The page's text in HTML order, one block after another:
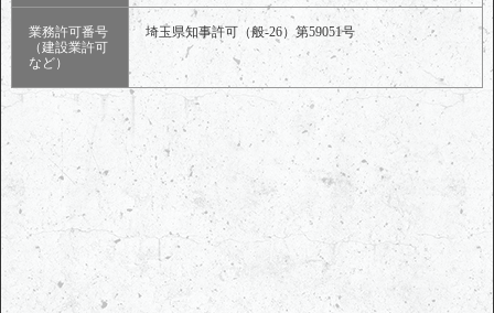
業務許可番号
（建設業許可
など）
埼玉県知事許可（般-26）第59051号